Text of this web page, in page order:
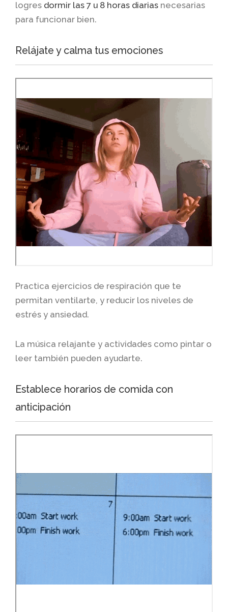
logres dormir las 7 u 8 horas diarias necesarias
para funcionar bien.
Relájate y calma tus emociones
Practica ejercicios de respiración que te
permitan ventilarte, y reducir los niveles de
estrés y ansiedad.
La música relajante y actividades como pintar o
leer también pueden ayudarte.
Establece horarios de comida con
anticipación